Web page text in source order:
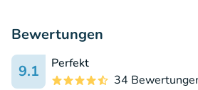
Bewertungen
9.1
Perfekt
34